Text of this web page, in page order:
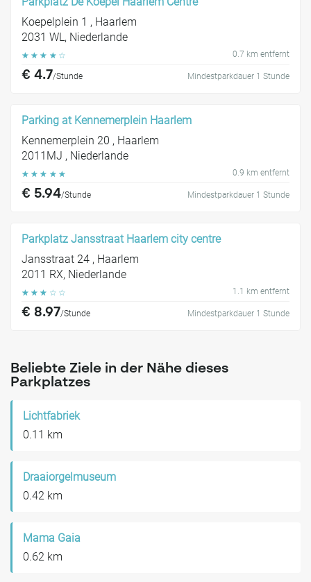
Koepelplein 1 , Haarlem
2031 WL, Niederlande
☆ ☆ ☆ ☆ ☆ 0.7 km entfernt
€ 4.7/Stunde Mindestparkdauer 1 Stunde
Parking at Kennemerplein Haarlem
Kennemerplein 20 , Haarlem
2011MJ , Niederlande
☆ ☆ ☆ ☆ ☆ 0.9 km entfernt
€ 5.94/Stunde Mindestparkdauer 1 Stunde
Parkplatz Jansstraat Haarlem city centre
Jansstraat 24 , Haarlem
2011 RX, Niederlande
☆ ☆ ☆ ☆ ☆ 1.1 km entfernt
€ 8.97/Stunde Mindestparkdauer 1 Stunde
Beliebte Ziele in der Nähe dieses
Parkplatzes
Lichtfabriek
0.11 km
Draaiorgelmuseum
0.42 km
Mama Gaia
0.62 km